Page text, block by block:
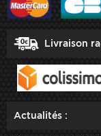
Livraison
Actualités :